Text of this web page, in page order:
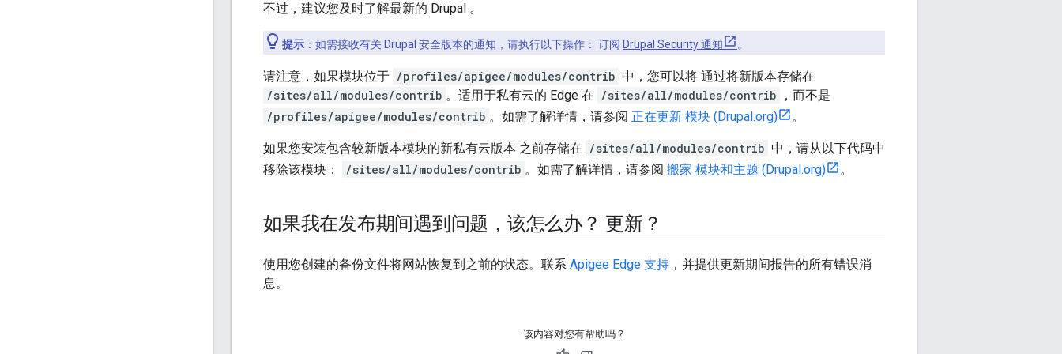
不过，建议您及时了解最新的 Drupal 。
提示 ：如需接收有关 Drupal 安全版本的通知，请执行以下操作： 订阅 Drupal Security 通知 。
请注意，如果模块位于 /profiles/apigee/modules/contrib 中，您可以将 通过将新版本存储在
/sites/all/modules/contrib 。适用于私有云的 Edge 在 /sites/all/modules/contrib
，而不是
/profiles/apigee/modules/contrib 。如需了解详情，请参阅 正在更新 模块 (Drupal.org) 。
如果您安装包含较新版本模块的新私有云版本 之前存储在 /sites/all/modules/contrib 中，请从以下代码中
移除该模块：
/sites/all/modules/contrib 。如需了解详情，请参阅 搬家 模块和主题 (Drupal.org) 。
如果我在发布期间遇到问题，该怎么办？ 更新？
使用您创建的备份文件将网站恢复到之前的状态。联系 Apigee Edge 支持 ，并提供更新期间报告的所有错误消
息。
该内容对您有帮助吗？